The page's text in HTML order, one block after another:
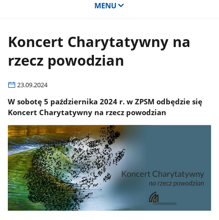
MENU
Koncert Charytatywny na
rzecz powodzian
23.09.2024
W sobotę 5 października 2024 r. w ZPSM odbędzie się
Koncert Charytatywny na rzecz powodzian